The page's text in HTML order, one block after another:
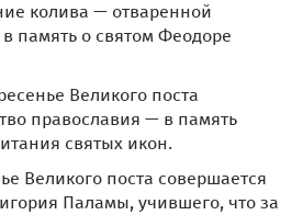
колива — отваренной
память о святом Феодоре
Великого поста
православия — в память
святых икон.
Великого поста совершается
Паламы, учившего, что за